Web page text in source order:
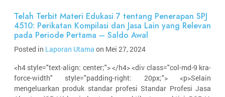
Telah Terbit Materi Edukasi 7 tentang Penerapan SPJ
4510: Perikatan Kompilasi dan Jasa Lain yang Relevan
pada Periode Pertama – Saldo Awal
Posted in Laporan Utama on Mei 27, 2024
<h4 style="text-align: center;"> </h4> <div class="col-md-9 kra-
force-width" style="padding-right: 20px;"> <p>Selain
mengeluarkan produk standar profesi Standar Profesi Jasa